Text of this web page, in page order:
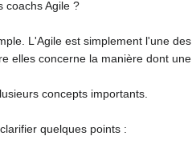
coachs Agile ?
L'Agile est simplement l'une des
elles concerne la manière dont
concepts importants.
quelques points :